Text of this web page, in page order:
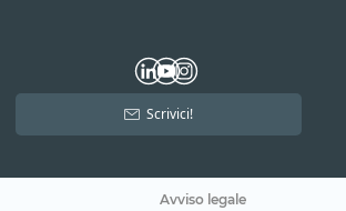
Scrivici!
Avviso legale